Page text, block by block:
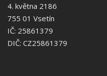
4. května 2186
755 01 Vsetín
IČ: 25861379
DIČ: CZ25861379